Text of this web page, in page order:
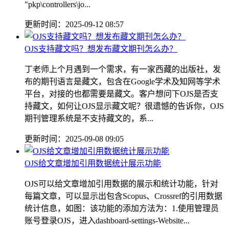
"pkp\controllers\jo...
更新时间：2025-09-12 08:57
OJS支持藏文吗？想发布藏文期刊怎么办？
丁老师上个月遇到一个需求，有一家西藏的出版社，发
布的期刊语言是藏文，包含在Google学术及知网等学术
平台，对接的也都需要是藏文。客户想问下OJS是否支
持藏文，如何让OJS显示藏文呢？很遗憾的告诉你，OJS
期刊管理系统是不支持藏文的，系...
更新时间：2025-09-08 09:05
OJS给文章增加引用数据统计展示功能
OJS可以给文章增加引用数据的展示和统计功能，针对
每篇文章，可以显示出包含Scopus、Crossref的引用数据
统计信息，如图：该功能的添加方法为：1.使用管理员
账号登录OJS，进入dashboard-settings-Website...